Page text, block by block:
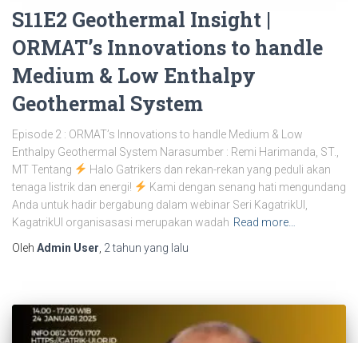
S11E2 Geothermal Insight |
ORMAT’s Innovations to handle
Medium & Low Enthalpy
Geothermal System
Episode 2 : ORMAT’s Innovations to handle Medium & Low
Enthalpy Geothermal System Narasumber : Remi Harimanda, ST.,
MT Tentang
Halo Gatrikers dan rekan-rekan yang peduli akan
tenaga listrik dan energi!
Kami dengan senang hati mengundang
Anda untuk hadir bergabung dalam webinar Seri KagatrikUI,
KagatrikUI organisasasi merupakan wadah Read more…
Oleh Admin User 2 tahun yang lalu